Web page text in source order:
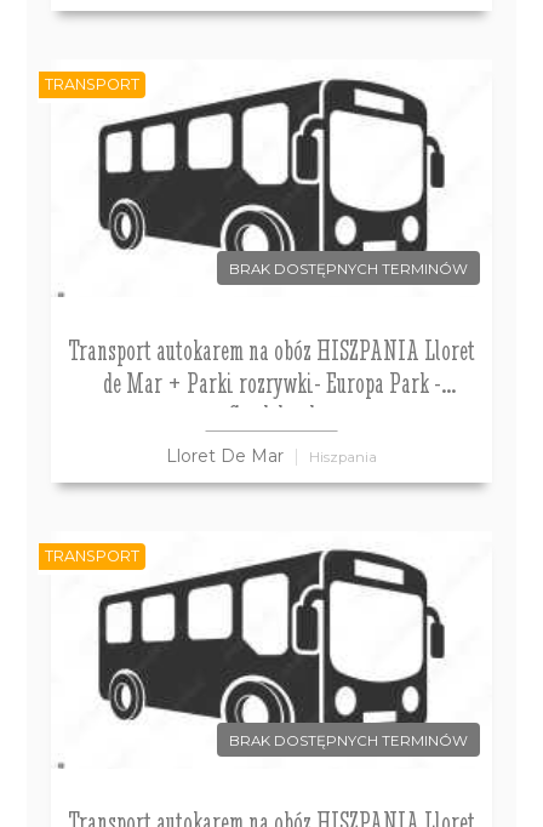
BRAK DOSTĘPNYCH TERMINÓW
Transport autokarem na obóz HISZPANIA Lloret
de Mar + Parki rozrywki- Europa Park -
Gardaland
Lloret De Mar Hiszpania
TRANSPORT
BRAK DOSTĘPNYCH TERMINÓW
TRANSPORT